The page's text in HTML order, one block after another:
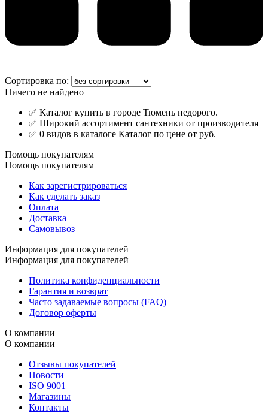
Сортировка по:
Ничего не найдено
✅ Каталог купить в городе Тюмень недорого.
✅ Широкий ассортимент сантехники от производителя
✅ 0 видов в каталоге Каталог по цене от руб.
Помощь покупателям
Помощь покупателям
Как зарегистрироваться
Как сделать заказ
Оплата
Доставка
Самовывоз
Информация для покупателей
Информация для покупателей
Политика конфиденциальности
Гарантия и возврат
Часто задаваемые вопросы (FAQ)
Договор оферты
О компании
О компании
Отзывы покупателей
Новости
ISO 9001
Магазины
Контакты